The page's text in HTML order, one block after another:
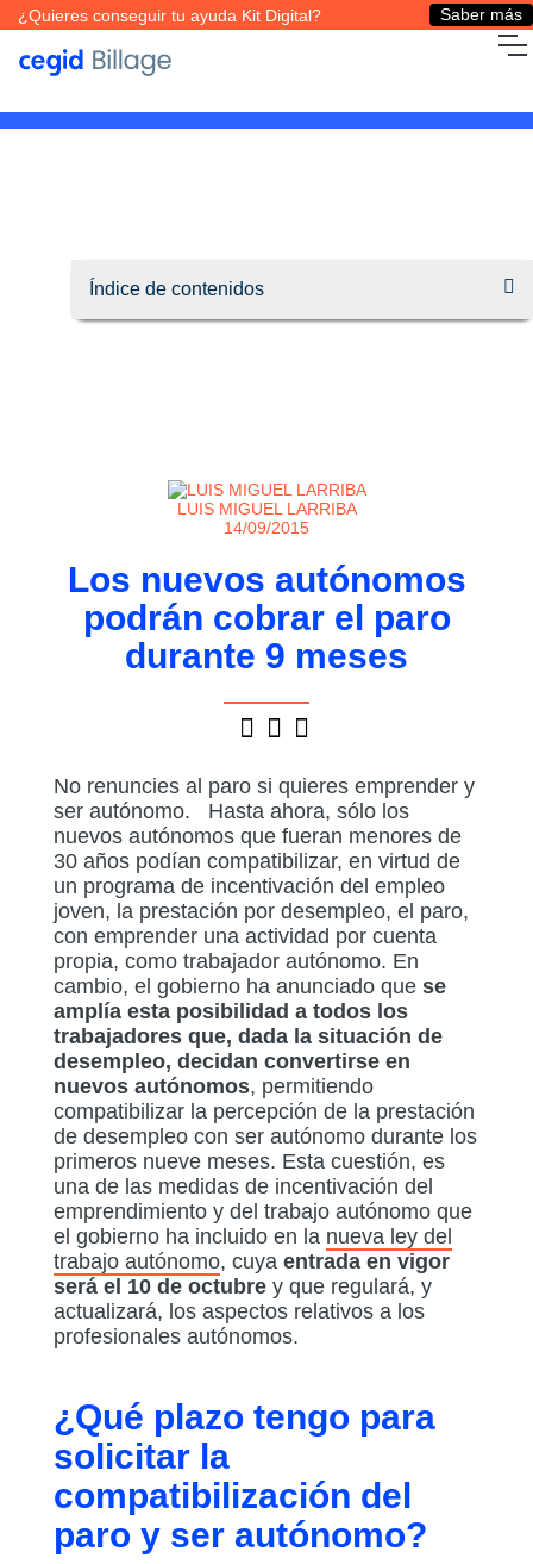
¿Quieres conseguir tu ayuda Kit Digital? Saber más
LUIS MIGUEL LARRIBA
14/09/2015
Los nuevos autónomos
podrán cobrar el paro
durante 9 meses
No renuncies al paro si quieres emprender y
ser autónomo. Hasta ahora, sólo los
nuevos autónomos que fueran menores de
30 años podían compatibilizar, en virtud de
un programa de incentivación del empleo
joven, la prestación por desempleo, el paro,
con emprender una actividad por cuenta
propia, como trabajador autónomo. En
cambio, el gobierno ha anunciado que se
amplía esta posibilidad a todos los
trabajadores que, dada la situación de
desempleo, decidan convertirse en
nuevos autónomos, permitiendo
compatibilizar la percepción de la prestación
de desempleo con ser autónomo durante los
primeros nueve meses. Esta cuestión, es
una de las medidas de incentivación del
emprendimiento y del trabajo autónomo que
el gobierno ha incluido en la nueva ley del
trabajo autónomo, cuya entrada en vigor
será el 10 de octubre y que regulará, y
actualizará, los aspectos relativos a los
profesionales autónomos.
¿Qué plazo tengo para
solicitar la
compatibilización del
paro y ser autónomo?